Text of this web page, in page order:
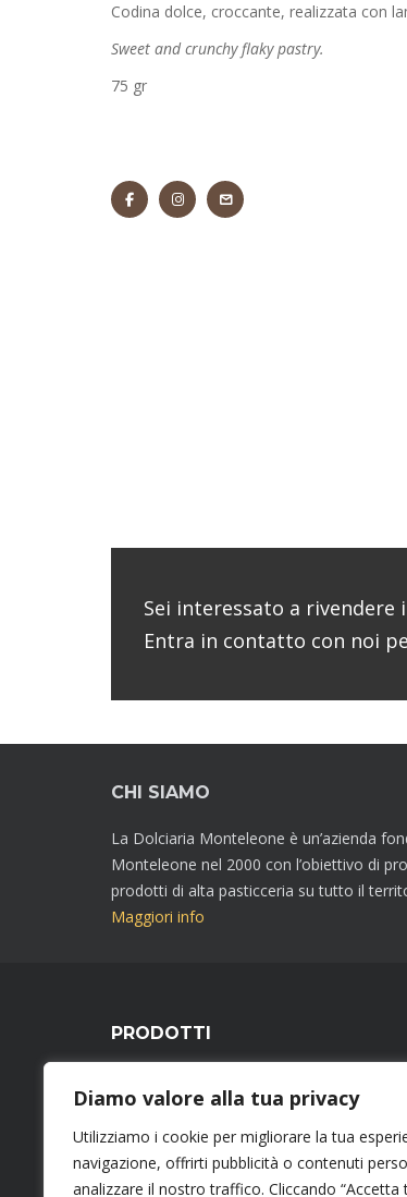
Diamo valore alla tua privacy
Utilizziamo i cookie per migliorare la tua
navigazione, offrirti pubblicità o contenuti
analizzare il nostro traffico. Cliccando “Accetta
Codina dolce, croccante, realizzata con
Sweet and crunchy flaky pastry.
75 gr
Sei interessato a
Entra in contatto con noi
CHI SIAMO
La Dolciaria Monteleone è un’azienda
Monteleone nel 2000 con l’obiettivo di
prodotti di alta pasticceria su tutto il
Maggiori info
PRODOTTI
HO.RE.CA
I DOLCI DELLE RICORRENZE